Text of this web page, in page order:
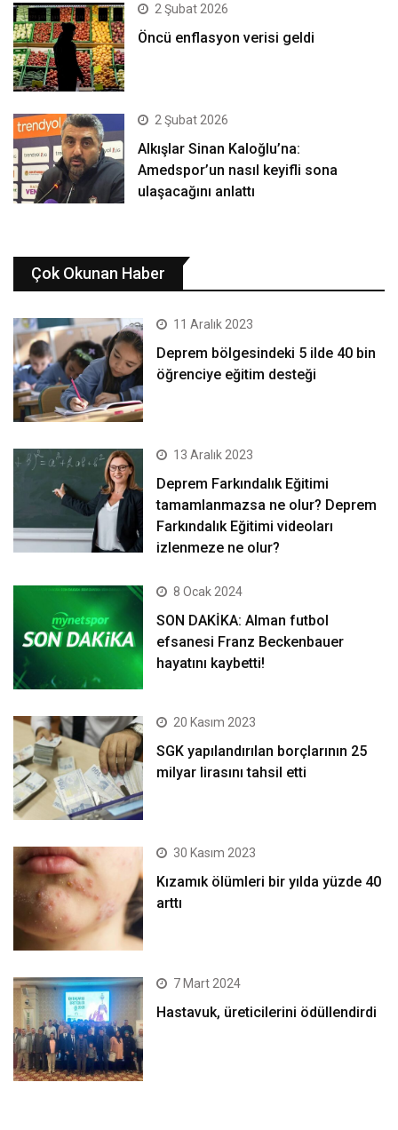
2 Şubat 2026
Öncü enflasyon verisi geldi
2 Şubat 2026
Alkışlar Sinan Kaloğlu’na:
Amedspor’un nasıl keyifli sona
ulaşacağını anlattı
Çok Okunan Haber
11 Aralık 2023
Deprem bölgesindeki 5 ilde 40 bin
öğrenciye eğitim desteği
13 Aralık 2023
Deprem Farkındalık Eğitimi
tamamlanmazsa ne olur? Deprem
Farkındalık Eğitimi videoları
izlenmeze ne olur?
8 Ocak 2024
SON DAKİKA: Alman futbol
efsanesi Franz Beckenbauer
hayatını kaybetti!
20 Kasım 2023
SGK yapılandırılan borçlarının 25
milyar lirasını tahsil etti
30 Kasım 2023
Kızamık ölümleri bir yılda yüzde 40
arttı
7 Mart 2024
Hastavuk, üreticilerini ödüllendirdi